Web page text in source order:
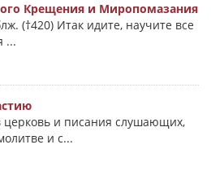
Крещения и Миропомазания
(†420) Итак идите, научите все
...
церковь и писания слушающих,
и с...